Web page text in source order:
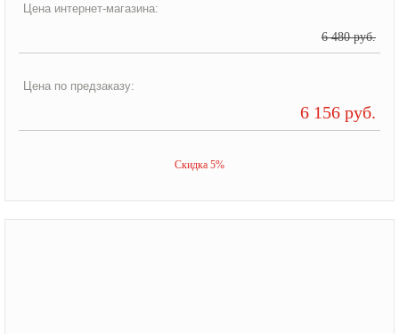
Цена интернет-магазина:
6 480 руб.
Цена по предзаказу:
6 156 руб.
Скидка 5%